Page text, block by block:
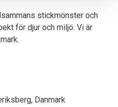
stickmönster och
för djur och miljö. Vi är
Danmark